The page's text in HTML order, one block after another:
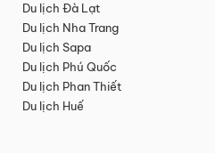
Du lịch Đà Lạt
Du lịch Nha Trang
Du lịch Sapa
Du lịch Phú Quốc
Du lịch Phan Thiết
Du lịch Huế